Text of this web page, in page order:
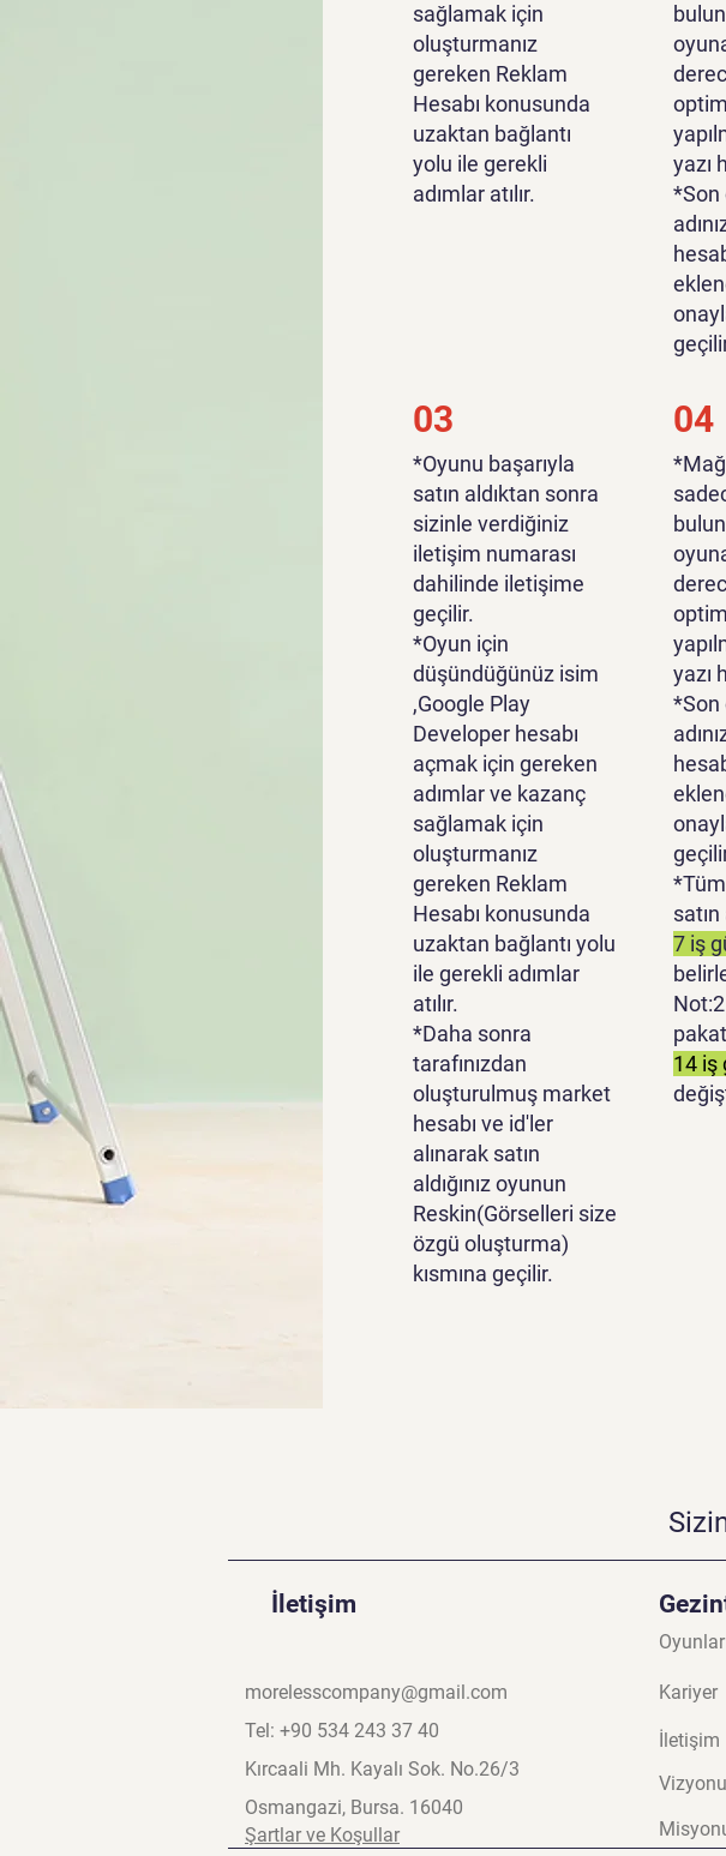
sağlamak için
oluşturmanız
gereken Reklam
Hesabı konusunda
uzaktan bağlantı
yolu ile gerekli
adımlar atılır.
yazı
*Son
03
*Oyunu başarıyla
satın aldıktan sonra
sizinle verdiğiniz
iletişim numarası
dahilinde iletişime
geçilir.
*Oyun için
düşündüğünüz isim
,Google Play
Developer hesabı
açmak için gereken
adımlar ve kazanç
sağlamak için
oluşturmanız
gereken Reklam
Hesabı konusunda
uzaktan bağlantı yolu
ile gerekli adımlar
atılır.
*Daha sonra
tarafınızdan
oluşturulmuş market
hesabı ve id'ler
alınarak satın
aldığınız oyunun
Reskin(Görselleri size
özgü oluşturma)
kısmına geçilir.
04
yazı
*Son
7 iş
14 iş
İletişim
morelesscompany@gmail.com
Tel: +90 534 243 37 40
Kırcaali Mh. Kayalı Sok. No.26/3
Osmangazi, Bursa. 16040
Şartlar ve Koşullar
Oyunlar
Kariyer
İletişim